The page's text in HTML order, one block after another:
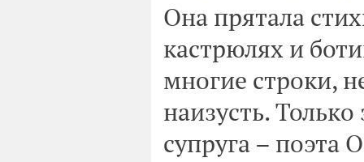
Она прятала
кастрюлях и
многие строки,
наизусть.
супруга – поэта